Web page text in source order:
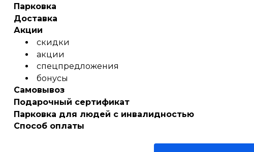
Парковка
Доставка
Акции
скидки
акции
спецпредложения
бонусы
Самовывоз
Подарочный сертификат
Парковка для людей с инвалидностью
Способ оплаты